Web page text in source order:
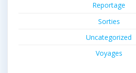
Reportage
Sorties
Uncategorized
Voyages